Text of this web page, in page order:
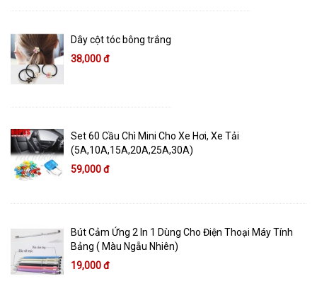
Dây cột tóc bông trắng
38,000 đ
Set 60 Cầu Chì Mini Cho Xe Hơi, Xe Tải
(5A,10A,15A,20A,25A,30A)
59,000 đ
Bút Cảm Ứng 2 In 1 Dùng Cho Điện Thoại Máy Tính
Bảng ( Màu Ngẫu Nhiên)
19,000 đ